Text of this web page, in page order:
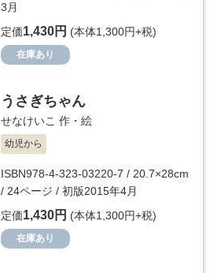
3月
定価1,430円 (本体1,300円+税)
在庫あり
うさぎちゃん
せなけいこ 作・絵
幼児から
ISBN978-4-323-03220-7 / 20.7×28cm
/ 24ページ / 初版2015年4月
定価1,430円 (本体1,300円+税)
在庫あり